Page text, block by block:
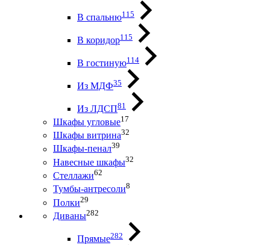
В спальню115
В коридор115
В гостиную114
Из МДФ35
Из ЛДСП81
Шкафы угловые17
Шкафы витрина32
Шкафы-пенал39
Навесные шкафы32
Стеллажи62
Тумбы-антресоли8
Полки29
Диваны282
Прямые282